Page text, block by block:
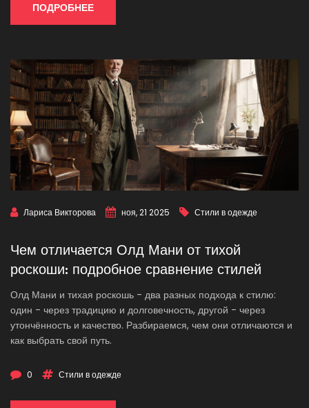
ПОДРОБНЕЕ
Лариса Викторова ноя, 21 2025 Стили в одежде
Чем отличается Олд Мани от тихой
роскоши: подробное сравнение стилей
Олд Мани и тихая роскошь - два разных подхода к стилю:
один - через традицию и долговечность, другой - через
утончённость и качество. Разбираемся, чем они отличаются и
как выбрать свой путь.
0 Стили в одежде